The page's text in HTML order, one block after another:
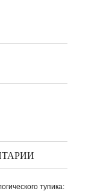
тупика: